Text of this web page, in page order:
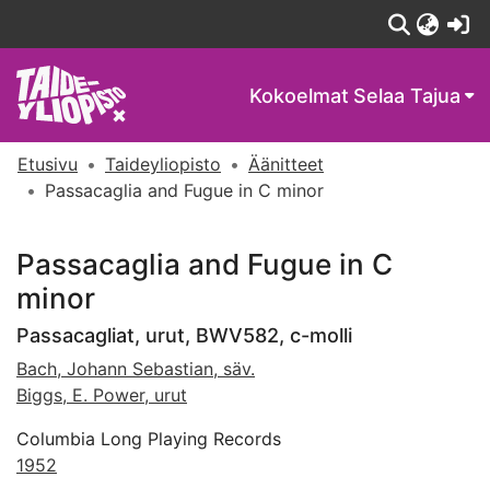
Kokoelmat Selaa Tajua
Etusivu Taideyliopisto
Äänitteet
Passacaglia and Fugue in C minor
Passacaglia and Fugue in C
minor
Passacagliat, urut, BWV582, c-molli
Bach, Johann Sebastian, säv.
Biggs, E. Power, urut
Columbia Long Playing Records
1952